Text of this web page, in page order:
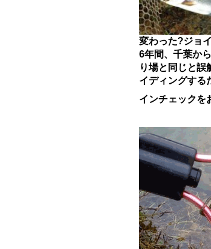
変わった?ジョ
6年間、千葉か
り場と同じと誤
イディングする
インチェックを